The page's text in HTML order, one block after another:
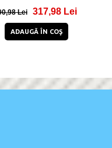
Golden Glint
Lei 317,98 Lei
ADAUGĂ ÎN COŞ